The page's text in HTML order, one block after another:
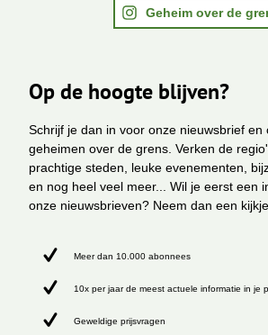
Geheim over de
Op de hoogte blijven?
Schrijf je dan in voor onze nieuwsbrief en
geheimen over de grens. Verken de
prachtige steden, leuke evenementen,
en nog heel veel meer... Wil je eerst een
onze nieuwsbrieven? Neem dan een
Meer dan 10.000 abonnees
10x per jaar de meest actuele informatie in je
Geweldige prijsvragen